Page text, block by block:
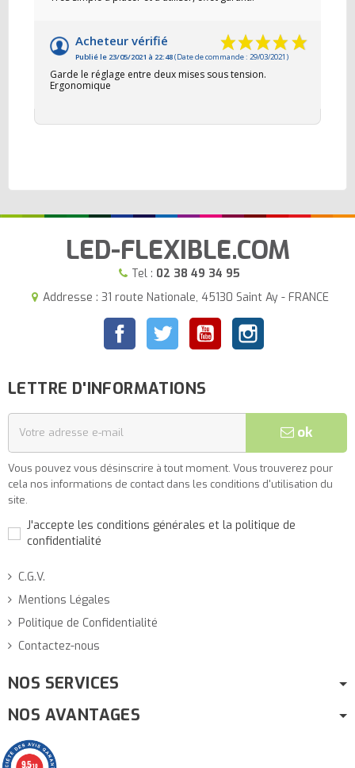
Acheteur vérifié
Publié le 23/05/2021 à 22:48(Date de commande : 29/03/2021)
Garde le réglage entre deux mises sous tension.
Ergonomique
LED-FLEXIBLE.COM
Tel : 02 38 49 34 95
Addresse : 31 route Nationale, 45130 Saint Ay - FRANCE
FacebookTwitter YouTubeInstagram
LETTRE D'INFORMATIONS
ok
Vous pouvez vous désinscrire à tout moment. Vous trouverez pour
cela nos informations de contact dans les conditions d'utilisation du
site.
J'accepte les conditions générales et la politique de
confidentialité
C.G.V.
Mentions Légales
Politique de Confidentialité
Contactez-nous
NOS SERVICES
NOS AVANTAGES
9.5/10